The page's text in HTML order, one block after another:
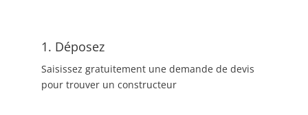
1. Déposez
Saisissez gratuitement une demande de devis
pour trouver un constructeur